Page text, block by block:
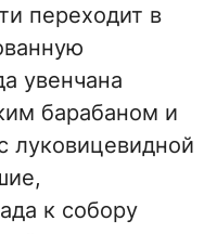
переходит в
увенчана
барабаном и
луковицевидной
к собору